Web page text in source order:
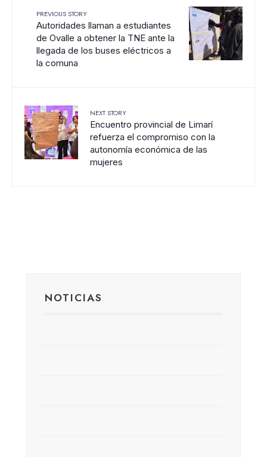
PREVIOUS STORY
Autoridades llaman a estudiantes
de Ovalle a obtener la TNE ante la
llegada de los buses eléctricos a
la comuna
NEXT STORY
Encuentro provincial de Limarí
refuerza el compromiso con la
autonomía económica de las
mujeres
NOTICIAS